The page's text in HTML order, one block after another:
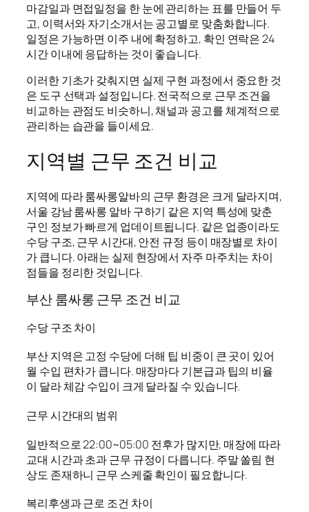
마감일과 면접일정을 한 눈에 관리하는 표를 만들어 두
고, 이력서와 자기소개서는 공고별로 맞춤화합니다.
일정은 가능하면 이주 내에 확정하고, 확인 연락은 24
시간 이내에 응답하는 것이 좋습니다.
이러한 기초가 갖춰지면 실제 구현 과정에서 중요한 것
은 도구 선택과 설정입니다. 전국적으로 근무 조건을
비교하는 관점도 비슷하니, 채널과 공고를 체계적으로
관리하는 습관을 들이세요.
지역별 근무 조건 비교
지역에 따라 룸싸롱알바의 근무 환경은 크게 달라지며,
서울 강남 룸싸롱 알바 구하기 같은 지역 특성에 맞춘
구인 정보가 빠르게 업데이트됩니다. 같은 업종이라도
수당 구조, 근무 시간대, 안전 규정 등이 매장별로 차이
가 큽니다. 아래는 실제 현장에서 자주 마주치는 차이
점들을 정리한 것입니다.
부산 룸싸롱 근무 조건 비교
수당 구조 차이
부산 지역은 고정 수당에 더해 팁 비중이 큰 곳이 있어
월 수입 편차가 큽니다. 매장마다 기본급과 팁의 비율
이 달라 체감 수입이 크게 달라질 수 있습니다.
근무 시간대의 범위
일반적으로 22:00~05:00 전후가 많지만, 매장에 따라
교대 시간과 초과 근무 규정이 다릅니다. 주말 쏠림 현
상도 존재하니 근무 스케줄 확인이 필요합니다.
복리후생과 근로 조건 차이